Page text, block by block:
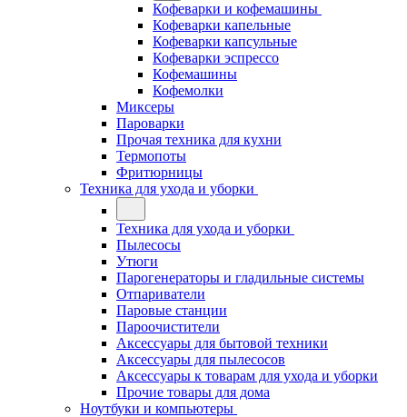
Кофеварки и кофемашины
Кофеварки капельные
Кофеварки капсульные
Кофеварки эспрессо
Кофемашины
Кофемолки
Миксеры
Пароварки
Прочая техника для кухни
Термопоты
Фритюрницы
Техника для ухода и уборки
Техника для ухода и уборки
Пылесосы
Утюги
Парогенераторы и гладильные системы
Отпариватели
Паровые станции
Пароочистители
Аксессуары для бытовой техники
Аксессуары для пылесосов
Аксессуары к товарам для ухода и уборки
Прочие товары для дома
Ноутбуки и компьютеры